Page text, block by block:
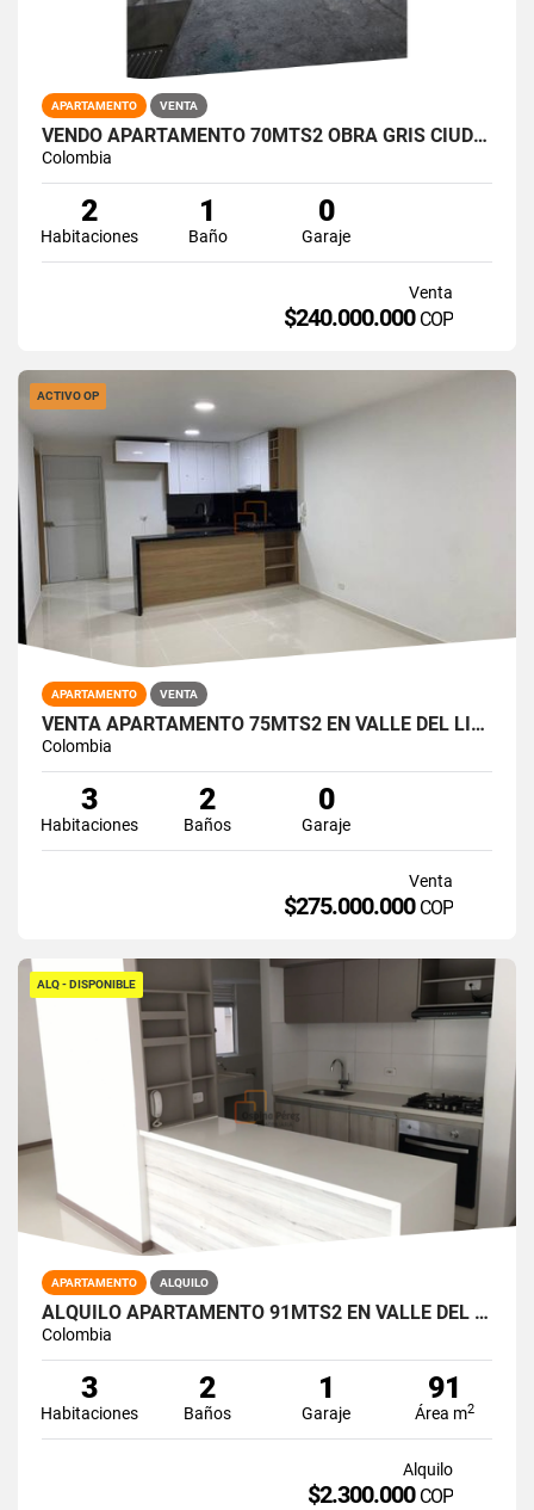
APARTAMENTO VENTA
VENDO APARTAMENTO 70MTS2 OBRA GRIS CIUDAD GUABINAS, YUMBO. 15021-1
Colombia
2
Habitaciones
1
Baño
0
Garaje
Venta
$240.000.000 COP
ACTIVO OP
APARTAMENTO VENTA
VENTA APARTAMENTO 75MTS2 EN VALLE DEL LILI, SUR DE CALI 15020-1
Colombia
3
Habitaciones
2
Baños
0
Garaje
Venta
$275.000.000 COP
ALQ - DISPONIBLE
APARTAMENTO ALQUILO
ALQUILO APARTAMENTO 91MTS2 EN VALLE DEL LILI, SUR DE CALI, A-
Colombia
3
Habitaciones
2
Baños
1
Garaje
91
Área m2
Alquilo
$2.300.000 COP